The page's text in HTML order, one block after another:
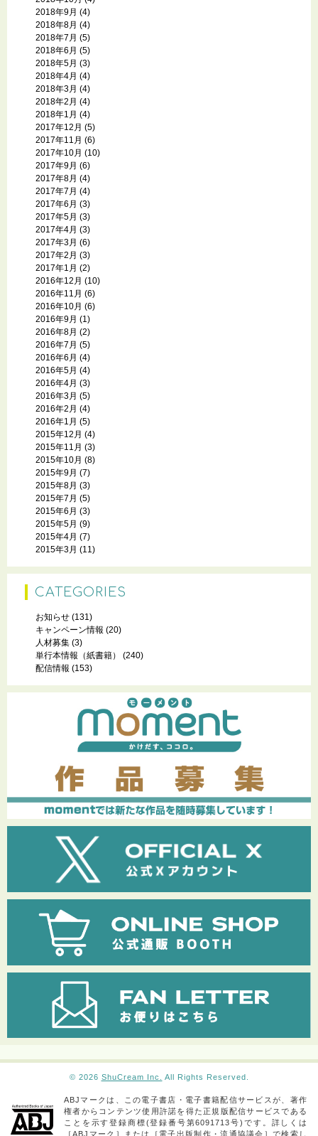
2018年9月 (4)
2018年8月 (4)
2018年7月 (5)
2018年6月 (5)
2018年5月 (3)
2018年4月 (4)
2018年3月 (4)
2018年2月 (4)
2018年1月 (4)
2017年12月 (5)
2017年11月 (6)
2017年10月 (10)
2017年9月 (6)
2017年8月 (4)
2017年7月 (4)
2017年6月 (3)
2017年5月 (3)
2017年4月 (3)
2017年3月 (6)
2017年2月 (3)
2017年1月 (2)
2016年12月 (10)
2016年11月 (6)
2016年10月 (6)
2016年9月 (1)
2016年8月 (2)
2016年7月 (5)
2016年6月 (4)
2016年5月 (4)
2016年4月 (3)
2016年3月 (5)
2016年2月 (4)
2016年1月 (5)
2015年12月 (4)
2015年11月 (3)
2015年10月 (8)
2015年9月 (7)
2015年8月 (3)
2015年7月 (5)
2015年6月 (3)
2015年5月 (9)
2015年4月 (7)
2015年3月 (11)
CATEGORIES
お知らせ (131)
キャンペーン情報 (20)
人材募集 (3)
単行本情報（紙書籍）
(240)
配信情報 (153)
© 2026 ShuCream Inc. All Rights Reserved.
ABJマークは、この電子書店・電子書籍配信サービスが、著作
権者からコンテンツ使用許諾を得た正規版配信サービスである
ことを示す登録商標(登録番号第6091713号)です。詳しくは
［ABJマーク］または［電子出版制作・流通協議会］で検索し